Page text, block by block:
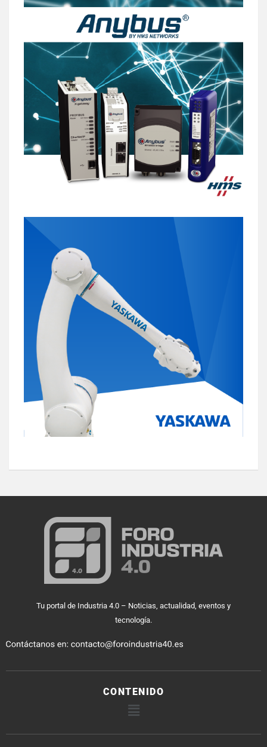
Tu portal de Industria 4.0 – Noticias, actualidad, eventos y
tecnología.
CONTENIDO